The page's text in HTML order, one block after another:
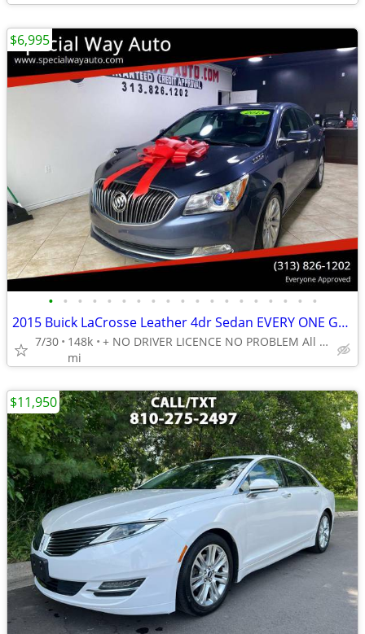
• • • • • • • • • • • • • • • • • • •
2015 Buick LaCrosse Leather 4dr Sedan EVERY ONE GET APPROVED 0 DOWN
7/30
148k
mi
+ NO DRIVER LICENCE NO PROBLEM All DONE IN HOUSE PLATE TITLE
$6,995
$11,950